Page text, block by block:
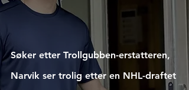
Søker etter Trollgubben-erstatteren,
Narvik ser trolig etter en NHL-draftet